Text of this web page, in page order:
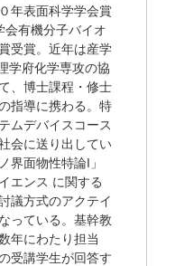
年表面科学学会賞
会有機分子バイオ
受賞。近年は産学
学府化学専攻の協
、博士課程・修士
指導に携わる。特
ムデバイスコース
会に送り出してい
界面物性特論I」
エンス に関する
議方式のアクテイ
っている。基幹教
年にわたり担当
受講学生が回答す